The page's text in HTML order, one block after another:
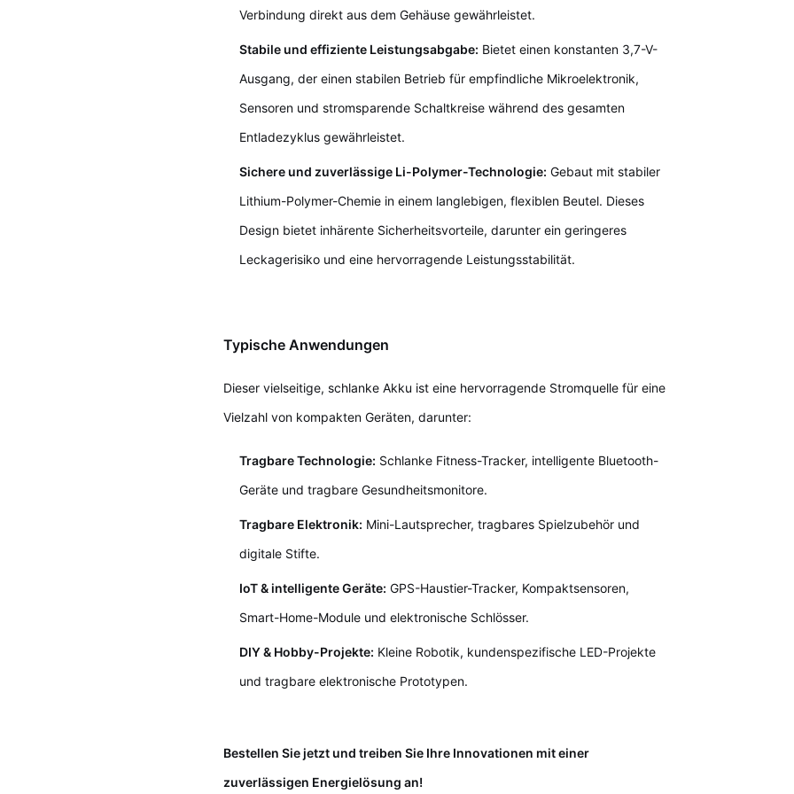
Verbindung direkt aus dem Gehäuse gewährleistet.
Stabile und effiziente Leistungsabgabe: Bietet einen konstanten 3,7-V-
Ausgang, der einen stabilen Betrieb für empfindliche Mikroelektronik,
Sensoren und stromsparende Schaltkreise während des gesamten
Entladezyklus gewährleistet.
Sichere und zuverlässige Li-Polymer-Technologie: Gebaut mit stabiler
Lithium-Polymer-Chemie in einem langlebigen, flexiblen Beutel. Dieses
Design bietet inhärente Sicherheitsvorteile, darunter ein geringeres
Leckagerisiko und eine hervorragende Leistungsstabilität.
Typische Anwendungen
Dieser vielseitige, schlanke Akku ist eine hervorragende Stromquelle für eine
Vielzahl von kompakten Geräten, darunter:
Tragbare Technologie: Schlanke Fitness-Tracker, intelligente Bluetooth-
Geräte und tragbare Gesundheitsmonitore.
Tragbare Elektronik: Mini-Lautsprecher, tragbares Spielzubehör und
digitale Stifte.
IoT & intelligente Geräte: GPS-Haustier-Tracker, Kompaktsensoren,
Smart-Home-Module und elektronische Schlösser.
DIY & Hobby-Projekte: Kleine Robotik, kundenspezifische LED-Projekte
und tragbare elektronische Prototypen.
Bestellen Sie jetzt und treiben Sie Ihre Innovationen mit einer
zuverlässigen Energielösung an!